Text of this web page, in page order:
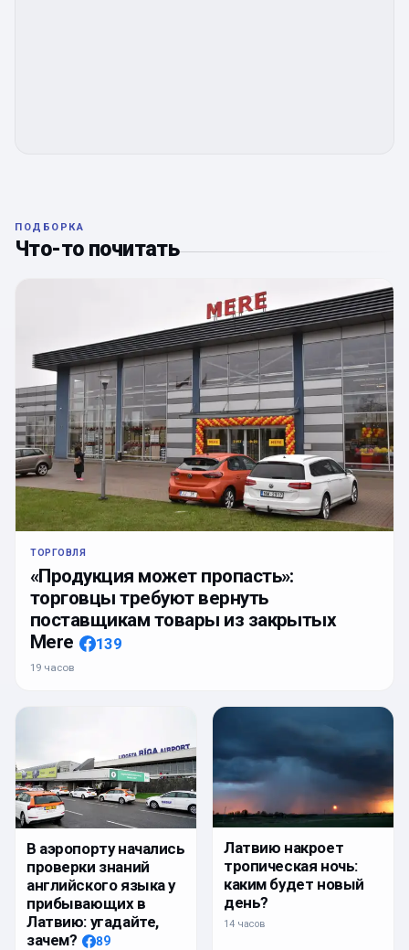
ПОДБОРКА
Что-то почитать
ТОРГОВЛЯ
«Продукция может пропасть»:
торговцы требуют вернуть
поставщикам товары из закрытых
Mere
139
19 часов
В аэропорту начались
проверки знаний
английского языка у
прибывающих в
Латвию: угадайте,
зачем?
89
Латвию накроет
тропическая ночь:
каким будет новый
день?
14 часов